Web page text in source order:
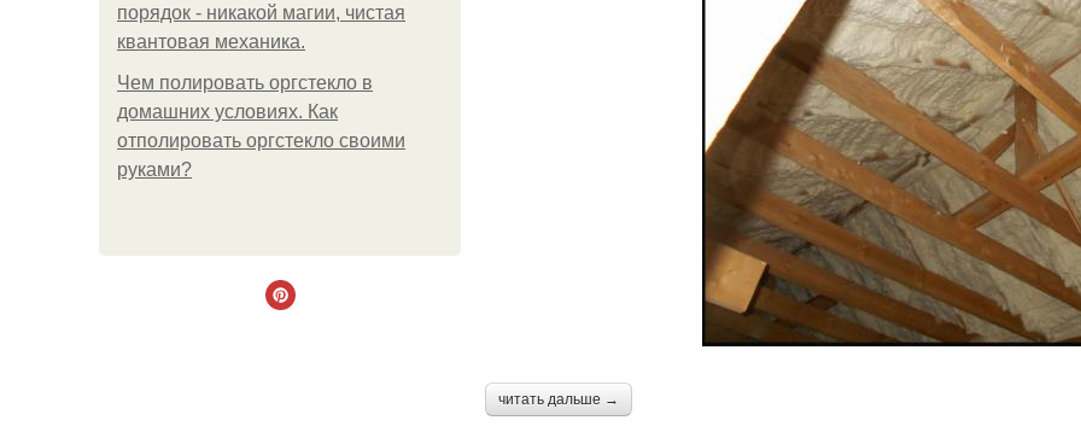
порядок - никакой магии, чистая
квантовая механика.
Чем полировать оргстекло в
домашних условиях. Как
отполировать оргстекло своими
руками?
читать дальше →